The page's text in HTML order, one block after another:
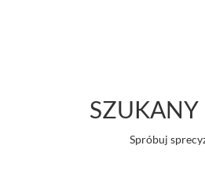
SZUKANY
Spróbuj